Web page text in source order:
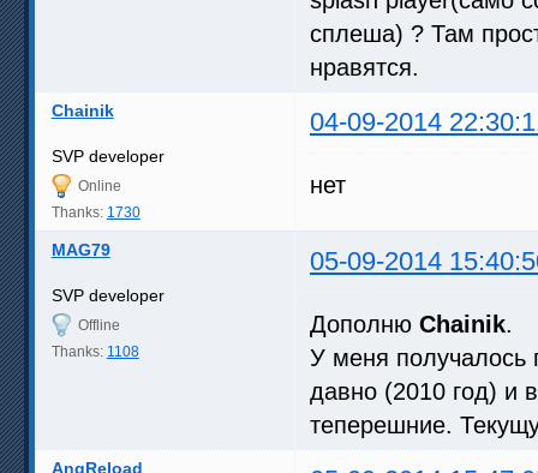
сплеша) ? Там
нравятся.
Chainik 04-09-2014
SVP developer
Online
Thanks: 1730
нет
MAG79 05-09-2014
SVP developer
Offline
Thanks: 1108
Дополню Chainik.
У меня получалось
давно (2010 год) и
теперешние.
AngReload